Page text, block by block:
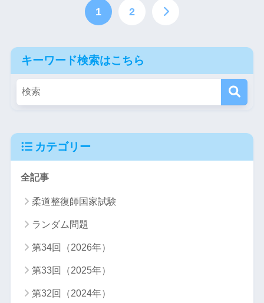
1 2
キーワード検索はこちら
カテゴリー
全記事
柔道整復師国家試験
ランダム問題
第34回（2026年）
第33回（2025年）
第32回（2024年）